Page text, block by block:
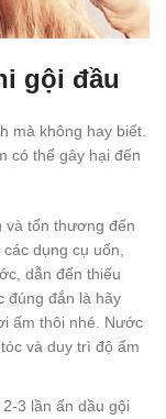
gội đầu
mà không hay biết.
có thể gây hại đến
và tổn thương đến
dụng cụ uốn,
dẫn đến thiếu
đúng đắn là hãy
ấm thôi nhé. Nước
và duy trì độ ẩm
3 lần ấn dầu gội